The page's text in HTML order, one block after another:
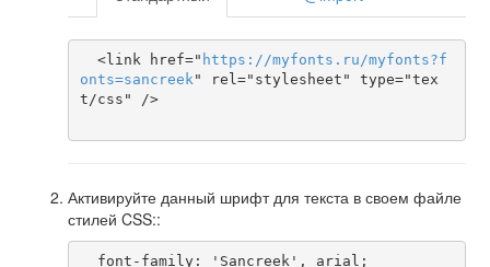
  <link href="
https ://myfonts . ru/myfonts?f
onts=sancreek" rel="stylesheet" type="tex
t/css" />
Активируйте данный шрифт для текста в своем файле
стилей CSS::